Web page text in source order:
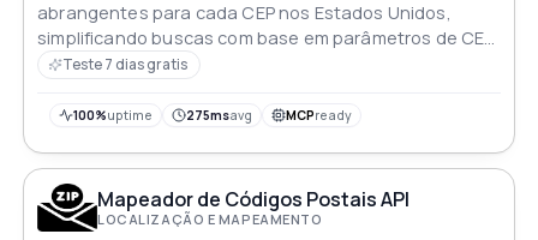
abrangentes para cada CEP nos Estados Unidos,
simplificando buscas com base em parâmetros de CEP,
cidade e estado
Teste 7 dias gratis
100%uptime 275msavg MCPready
Mapeador de Códigos Postais API
LOCALIZAÇÃO E MAPEAMENTO